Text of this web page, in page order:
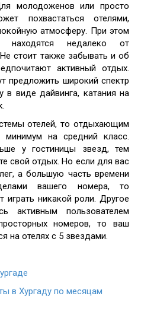
молодоженов или просто
похвастаться отелями,
атмосферу. При этом
находятся недалеко от
стоит также забывать и об
активный отдых.
предложить широкий спектр
в виде дайвинга, катания на
отелей, то отдыхающим
минимум на средний класс.
у гостиницы звезд, тем
свой отдых. Но если для вас
а большую часть времени
вашего номера, то
играть никакой роли. Другое
активным пользователем
номеров, то ваш
на отелях с 5 звездами.
в Хургаду по месяцам